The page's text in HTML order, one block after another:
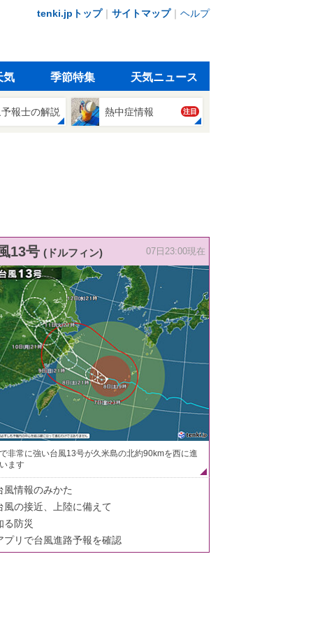
tenki.jpトップ｜ サイトマップ｜ ヘルプ
気 季節特集 天気ニュース
報士の解説 熱中症情報 注目
13号 (ドルフィン) 07日23:00現在
非常に強い台風13号が久米島の北約90kmを西に進
ます
風情報のみかた
風の接近、上陸に備えて
る防災
プリで台風進路予報を確認